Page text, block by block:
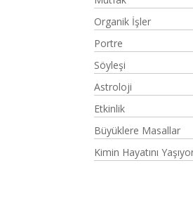
Organik İşler
Portre
Söyleşi
Astroloji
Etkinlik
Büyüklere Masallar
Kimin Hayatını